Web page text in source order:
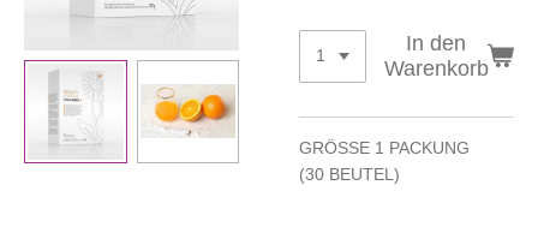
In den
Warenkorb
GRÖSSE 1 PACKUNG
(30 BEUTEL)